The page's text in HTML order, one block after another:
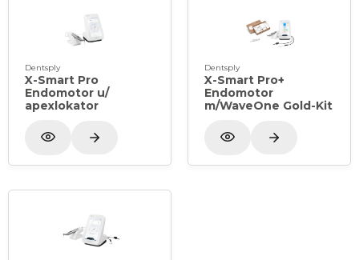
Dentsply
X-Smart Pro
Endomotor u/
apexlokator
Dentsply
X-Smart Pro+
Endomotor
m/WaveOne Gold-Kit